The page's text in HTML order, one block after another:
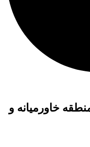
خاورمیانه و